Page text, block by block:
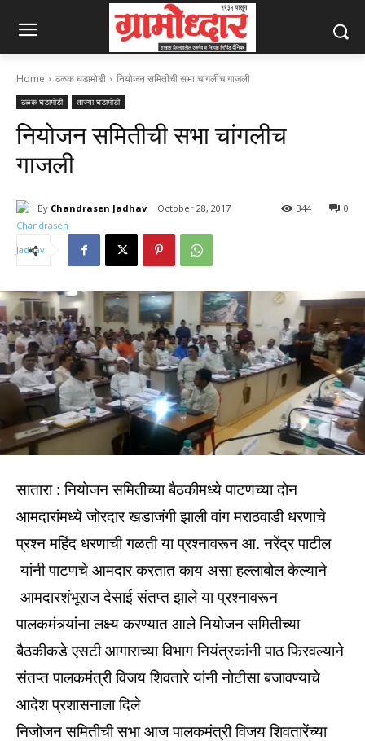
Home ठळक घडामोडी नियोजन समितीची सभा चांगलीच गाजली
ठळक घडामोडी ताज्या घडामोडी
नियोजन समितीची सभा चांगलीच
गाजली
By Chandrasen Jadhav October 28, 2017 0
344
सातारा : नियोजन समितीच्या बैठकीमध्ये पाटणच्या दोन
आमदारांमध्ये जोरदार खडाजंगी झाली वांग मराठवाडी धरणाचे
प्रश्न महिंद धरणाची गळती या प्रश्नावरून आ. नरेंद्र पाटील
यांनी पाटणचे आमदार करतात काय असा हल्लाबोल केल्याने
आमदारशंभूराज देसाई संतप्त झाले या प्रश्नावरून
पालकमंत्र्यांना लक्ष्य करण्यात आले नियोजन समितीच्या
बैठकीकडे एसटी आगाराच्या विभाग नियंत्रकांनी पाठ फिरवल्याने
संतप्त पालकमंत्री विजय शिवतारे यांनी नोटीसा बजावण्याचे
आदेश प्रशासनाला दिले
निजोजन समितीची सभा आज पालकमंत्री विजय शिवतारेंच्या